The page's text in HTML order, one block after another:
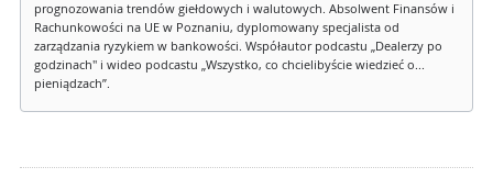
prognozowania trendów giełdowych i walutowych. Absolwent Finansów i
Rachunkowości na UE w Poznaniu, dyplomowany specjalista od
zarządzania ryzykiem w bankowości. Współautor podcastu „Dealerzy po
godzinach" i wideo podcastu „Wszystko, co chcielibyście wiedzieć o...
pieniądzach”.